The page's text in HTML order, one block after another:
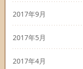
2017年9月
2017年5月
2017年4月